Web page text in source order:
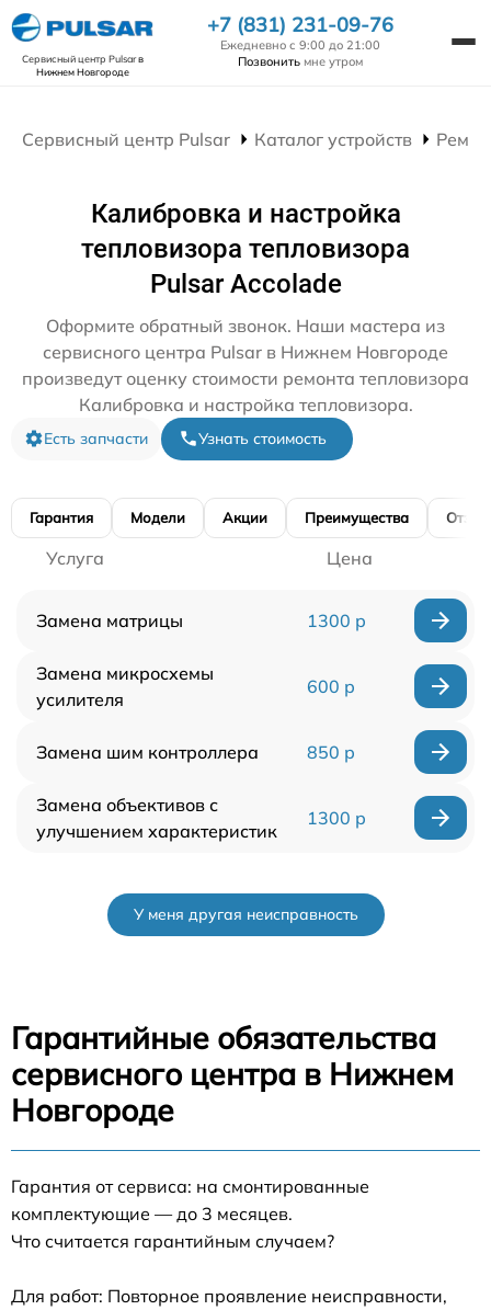
Сервисный центр Pulsarв
Нижнем Новгороде
+7 (831) 231-09-76
Ежедневно с 9:00 до 21:00
Позвонить мне утром
Сервисный центр Pulsar Каталог устройств
Калибровка и настройка
тепловизора тепловизора
Pulsar Accolade
Оформите обратный звонок. Наши мастера из
сервисного центра Pulsar в Нижнем Новгороде
произведут оценку стоимости ремонта тепловизора
Калибровка и настройка тепловизора.
Есть запчасти Узнать стоимость
Гарантия Модели Акции Преимущества
Услуга Цена
Замена матрицы 1300 р
Замена микросхемы
усилителя
600 р
Замена шим контроллера 850 р
Замена объективов с
улучшением характеристик
1300 р
У меня другая неисправность
Гарантийные обязательства
сервисного центра в Нижнем
Новгороде
Гарантия от сервиса: на смонтированные
комплектующие — до 3 месяцев.
Что считается гарантийным случаем?
Для работ: Повторное проявление неисправности,